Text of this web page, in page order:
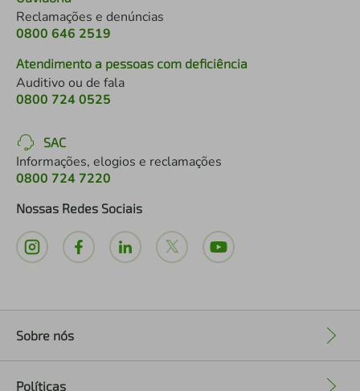
Reclamações e denúncias
0800 646 2519
Atendimento a pessoas com deficiência
Auditivo ou de fala
0800 724 0525
SAC
Informações, elogios e reclamações
0800 724 7220
Nossas Redes Sociais
Sobre nós
Políticas